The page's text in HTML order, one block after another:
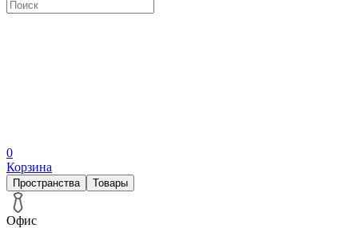
0
Корзина
Пространства Товары
Офис